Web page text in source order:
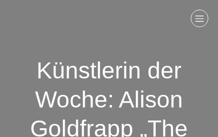
Künstlerin der
Woche: Alison
Goldfrapp „The